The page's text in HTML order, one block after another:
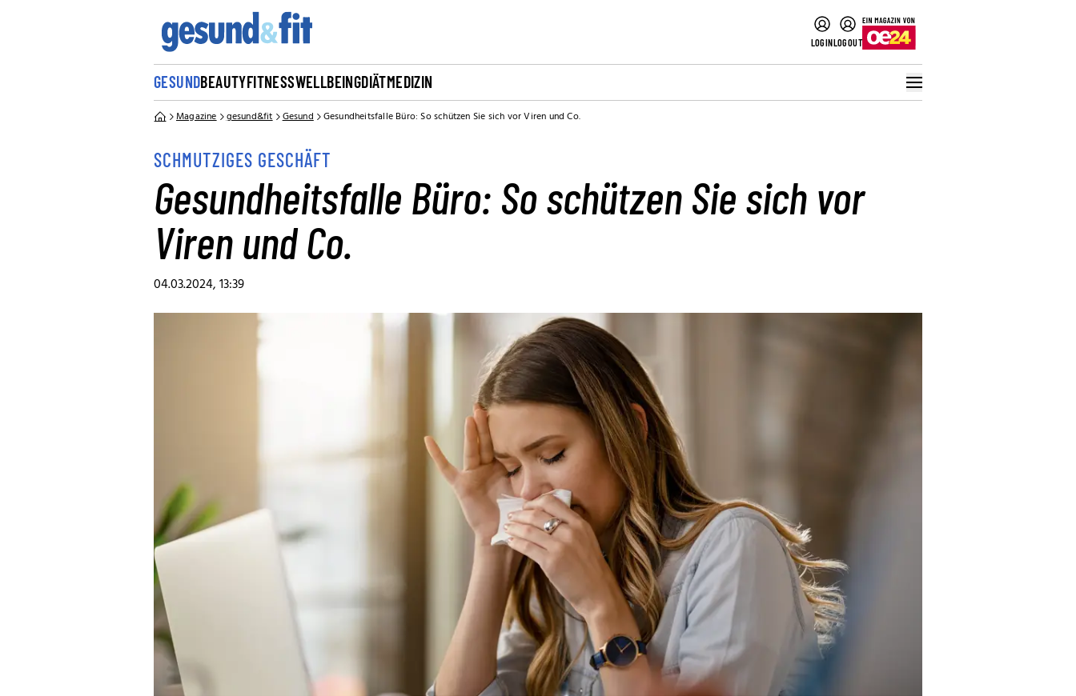
LOGINLOGOUT
GESUNDBEAUTYFITNESSWELLBEINGDIÄTMEDIZIN
Magazine gesund&fit Gesund Gesundheitsfalle Büro: So schützen Sie sich vor Viren und Co.
SCHMUTZIGES GESCHÄFT
Gesundheitsfalle Büro: So schützen Sie sich vor
Viren und Co.
04.03.2024, 13:39